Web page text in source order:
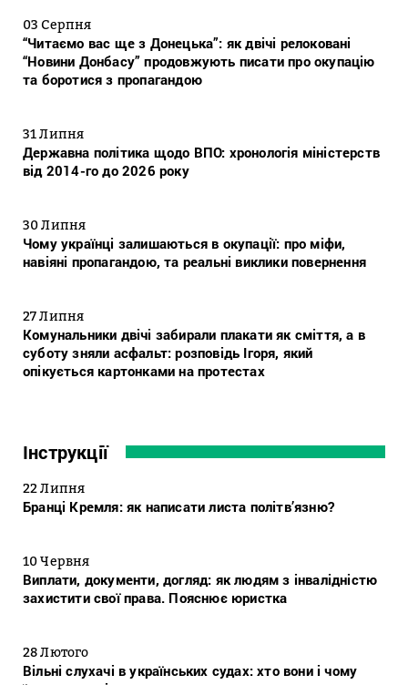
03 Серпня
“Читаємо вас ще з Донецька”: як двічі релоковані
“Новини Донбасу” продовжують писати про окупацію
та боротися з пропагандою
31 Липня
Державна політика щодо ВПО: хронологія міністерств
від 2014-го до 2026 року
30 Липня
Чому українці залишаються в окупації: про міфи,
навіяні пропагандою, та реальні виклики повернення
27 Липня
Комунальники двічі забирали плакати як сміття, а в
суботу зняли асфальт: розповідь Ігоря, який
опікується картонками на протестах
Інструкції
22 Липня
Бранці Кремля: як написати листа політв’язню?
10 Червня
Виплати, документи, догляд: як людям з інвалідністю
захистити свої права. Пояснює юристка
28 Лютого
Вільні слухачі в українських судах: хто вони і чому